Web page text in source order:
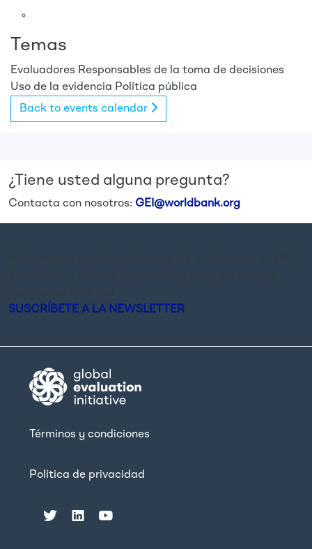
Temas
Evaluadores Responsables de la toma de decisiones
Uso de la evidencia Política pública
Back to events calendar
¿Tiene usted alguna pregunta?
Contacta con nosotros: GEI@worldbank.org
SUSCRÍBETE A LA NEWSLETTER
Términos y condiciones
Política de privacidad